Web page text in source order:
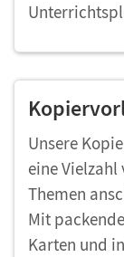
Unsere
eine
Themen
Mit
Karten und